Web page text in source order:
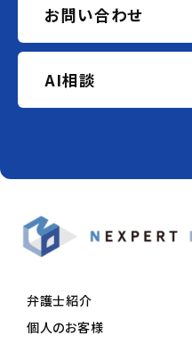
お問い合わせ
AI相談
弁護士紹介
個人のお客様